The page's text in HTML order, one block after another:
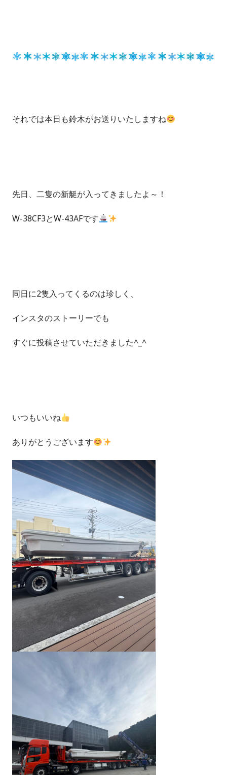
それでは本日も鈴木がお送りいたしますね
先日、二隻の新艇が入ってきましたよ～！
W-38CF3とW-43AFです
同日に2隻入ってくるのは珍しく、
インスタのストーリーでも
すぐに投稿させていただきました^_^
いつもいいね
ありがとうございます